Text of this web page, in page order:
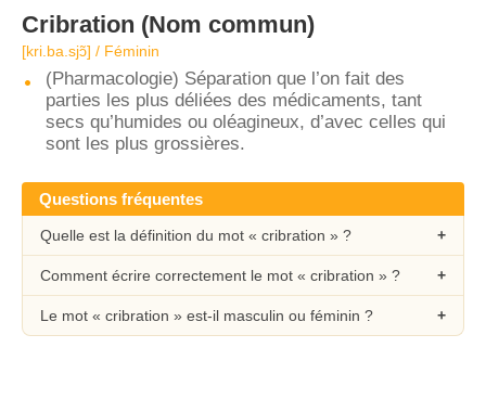
Cribration (Nom commun)
[kri.ba.sjɔ̃] / Féminin
(Pharmacologie) Séparation que l’on fait des
parties les plus déliées des médicaments, tant
secs qu’humides ou oléagineux, d’avec celles qui
sont les plus grossières.
Questions fréquentes
Quelle est la définition du mot « cribration » ?
Comment écrire correctement le mot « cribration » ?
Le mot « cribration » est-il masculin ou féminin ?